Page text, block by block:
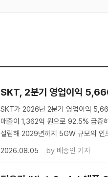
SKT, 2분기 영업이익
SKT가 2026년 2분기 영업이익
매출이 1,362억 원으로 92.5% 급증
설립해 2029년까지 5GW 규모의 인
2026.08.05
by 배종인 기자